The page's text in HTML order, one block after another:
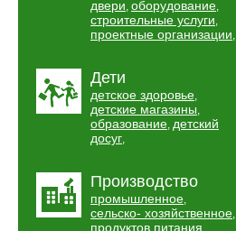
двери, оборудование,
строительные услуги,
проектные организации,
Дети
детское здоровье,
детские магазины,
образование, детский
досуг,
Производство
промышленное,
сельско- хозяйственное,
продуктов питания,